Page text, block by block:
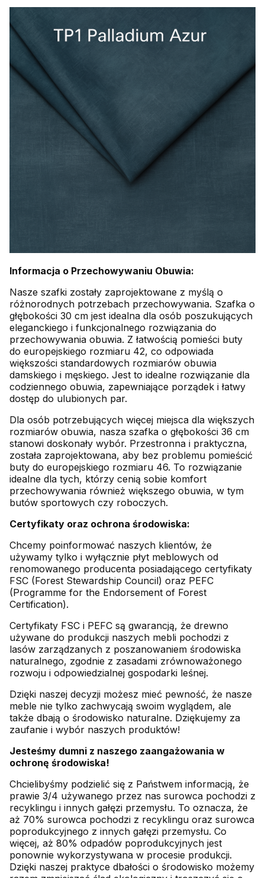
Informacja o Przechowywaniu Obuwia:
Nasze szafki zostały zaprojektowane z myślą o
różnorodnych potrzebach przechowywania. Szafka o
głębokości 30 cm jest idealna dla osób poszukujących
eleganckiego i funkcjonalnego rozwiązania do
przechowywania obuwia. Z łatwością pomieści buty
do europejskiego rozmiaru 42, co odpowiada
większości standardowych rozmiarów obuwia
damskiego i męskiego. Jest to idealne rozwiązanie dla
codziennego obuwia, zapewniające porządek i łatwy
dostęp do ulubionych par.
Dla osób potrzebujących więcej miejsca dla większych
rozmiarów obuwia, nasza szafka o głębokości 36 cm
stanowi doskonały wybór. Przestronna i praktyczna,
została zaprojektowana, aby bez problemu pomieścić
buty do europejskiego rozmiaru 46. To rozwiązanie
idealne dla tych, którzy cenią sobie komfort
przechowywania również większego obuwia, w tym
butów sportowych czy roboczych.
Certyfikaty oraz ochrona środowiska:
Chcemy poinformować naszych klientów, że
używamy tylko i wyłącznie płyt meblowych od
renomowanego producenta posiadającego certyfikaty
FSC (Forest Stewardship Council) oraz PEFC
(Programme for the Endorsement of Forest
Certification).
Certyfikaty FSC i PEFC są gwarancją, że drewno
używane do produkcji naszych mebli pochodzi z
lasów zarządzanych z poszanowaniem środowiska
naturalnego, zgodnie z zasadami zrównoważonego
rozwoju i odpowiedzialnej gospodarki leśnej.
Dzięki naszej decyzji możesz mieć pewność, że nasze
meble nie tylko zachwycają swoim wyglądem, ale
także dbają o środowisko naturalne. Dziękujemy za
zaufanie i wybór naszych produktów!
Jesteśmy dumni z naszego zaangażowania w
ochronę środowiska!
Chcielibyśmy podzielić się z Państwem informacją, że
prawie 3/4 używanego przez nas surowca pochodzi z
recyklingu i innych gałęzi przemysłu. To oznacza, że
aż 70% surowca pochodzi z recyklingu oraz surowca
poprodukcyjnego z innych gałęzi przemysłu. Co
więcej, aż 80% odpadów poprodukcyjnych jest
ponownie wykorzystywana w procesie produkcji.
Dzięki naszej praktyce dbałości o środowisko możemy